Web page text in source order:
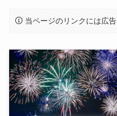
当ページのリンクには広